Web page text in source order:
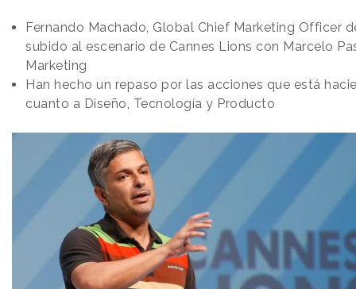
Fernando Machado, Global Chief Marketing Officer
subido al escenario de Cannes Lions con Marcelo
Marketing
Han hecho un repaso por las acciones que está
cuanto a Diseño, Tecnología y Producto